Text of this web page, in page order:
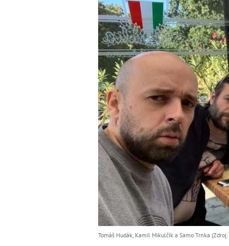
Tomáš Hudák, Kamil Mikulčík a Samo Trnka (Zdroj: